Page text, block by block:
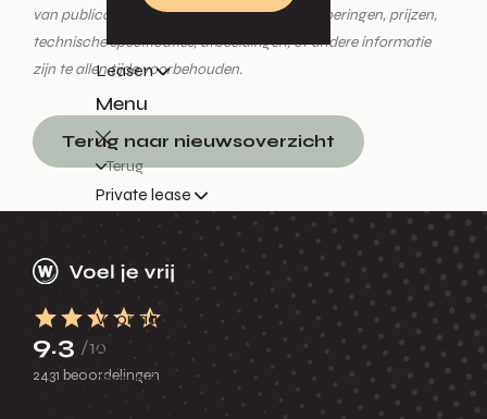
Leasen
Menu
Terug
Private lease
Voorraad
Actieaanbod
Over private lease
van publicatie. Wijzigingen in modellen, uitvoeringen, prijzen,
technische specificaties, afbeeldingen, of andere informatie
zijn te allen tijde voorbehouden.
Terug naar nieuwsoverzicht
9.3 /10
2431 beoordelingen